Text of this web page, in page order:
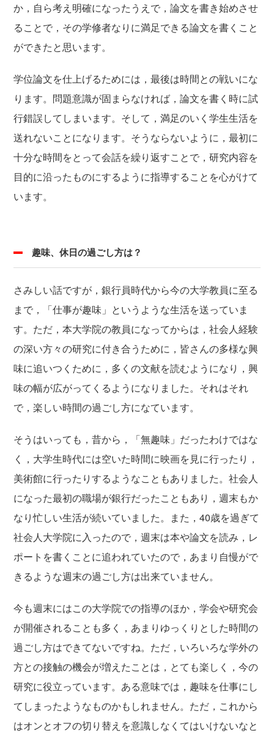
か，自ら考え明確になったうえで，論文を書き始めさせ
ることで，その学修者なりに満足できる論文を書くこと
ができたと思います。
学位論文を仕上げるためには，最後は時間との戦いにな
ります。問題意識が固まらなければ，論文を書く時に試
行錯誤してしまいます。そして，満足のいく学生生活を
送れないことになります。そうならないように，最初に
十分な時間をとって会話を繰り返すことで，研究内容を
目的に沿ったものにするように指導することを心がけて
います。
趣味、休日の過ごし方は？
さみしい話ですが，銀行員時代から今の大学教員に至る
まで，「仕事が趣味」というような生活を送っていま
す。ただ，本大学院の教員になってからは，社会人経験
の深い方々の研究に付き合うために，皆さんの多様な興
味に追いつくために，多くの文献を読むようになり，興
味の幅が広がってくるようになりました。それはそれ
で，楽しい時間の過ごし方になています。
そうはいっても，昔から，「無趣味」だったわけではな
く，大学生時代には空いた時間に映画を見に行ったり，
美術館に行ったりするようなこともありました。社会人
になった最初の職場が銀行だったこともあり，週末もか
なり忙しい生活が続いていました。また，40歳を過ぎて
社会人大学院に入ったので，週末は本や論文を読み，レ
ポートを書くことに追われていたので，あまり自慢がで
きるような週末の過ごし方は出来ていません。
今も週末にはこの大学院での指導のほか，学会や研究会
が開催されることも多く，あまりゆっくりとした時間の
過ごし方はできてないですね。ただ，いろいろな学外の
方との接触の機会が増えたことは，とても楽しく，今の
研究に役立っています。ある意味では，趣味を仕事にし
てしまったようなものかもしれません。ただ，これから
はオンとオフの切り替えを意識しなくてはいけないなと